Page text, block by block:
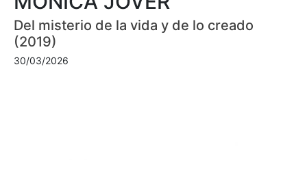
Del misterio de la vida y de lo creado
(2019)
30/03/2026